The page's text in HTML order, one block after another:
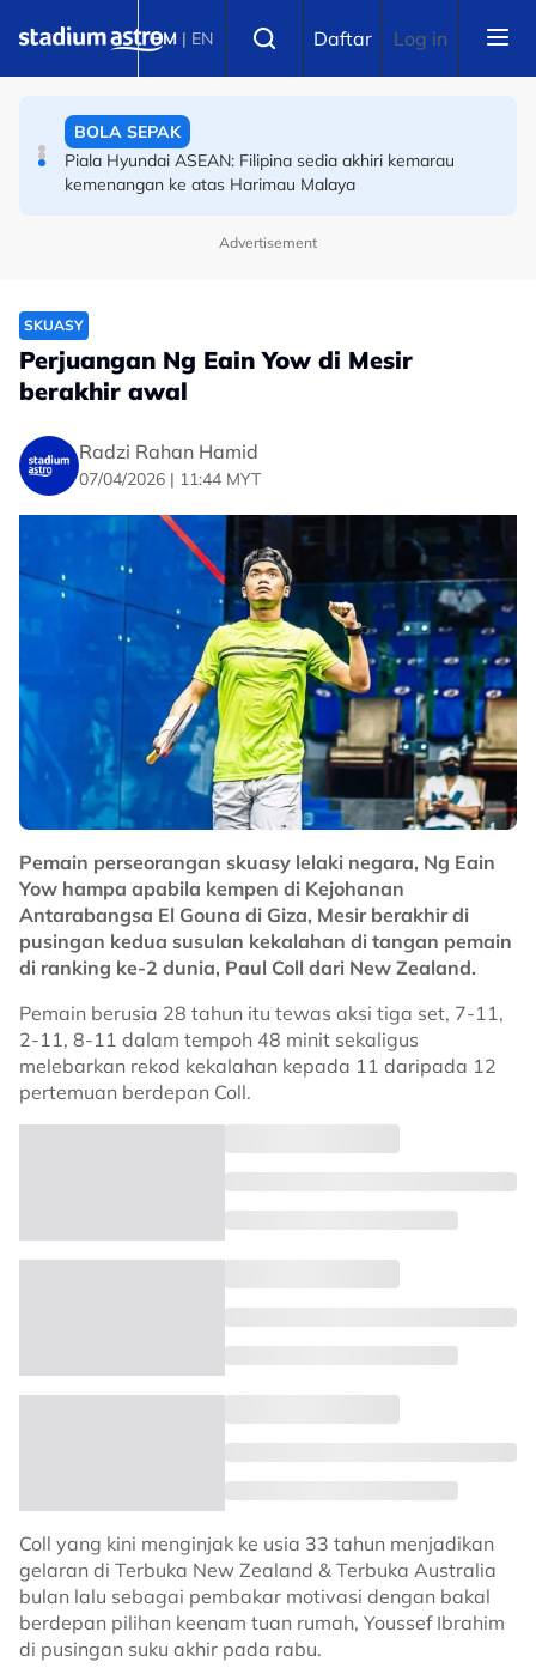
BM | EN Daftar Log in
(Terkini) Danish Iftikhar muncul antara lapan pelari pecut
BOLA SEPAK
Piala Hyundai ASEAN: Filipina sedia akhiri kemarau
kemenangan ke atas Harimau Malaya
Advertisement
SKUASY
Perjuangan Ng Eain Yow di Mesir
berakhir awal
Radzi Rahan Hamid
07/04/2026 | 11:44 MYT
Pemain perseorangan skuasy lelaki negara, Ng Eain
Yow hampa apabila kempen di Kejohanan
Antarabangsa El Gouna di Giza, Mesir berakhir di
pusingan kedua susulan kekalahan di tangan pemain
di ranking ke-2 dunia, Paul Coll dari New Zealand.
Pemain berusia 28 tahun itu tewas aksi tiga set, 7-11,
2-11, 8-11 dalam tempoh 48 minit sekaligus
melebarkan rekod kekalahan kepada 11 daripada 12
pertemuan berdepan Coll.
Coll yang kini menginjak ke usia 33 tahun menjadikan
gelaran di Terbuka New Zealand & Terbuka Australia
bulan lalu sebagai pembakar motivasi dengan bakal
berdepan pilihan keenam tuan rumah, Youssef Ibrahim
di pusingan suku akhir pada rabu.